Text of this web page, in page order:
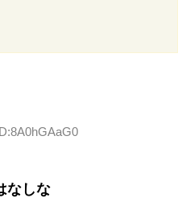
なしな